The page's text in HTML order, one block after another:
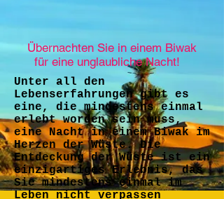
Übernachten Sie in einem Biwak
für eine unglaubliche Nacht!
Unter all den
Lebenserfahrungen gibt es
eine, die mindestens einmal
erlebt worden sein muss,
eine Nacht in einem Biwak im
Herzen der Wüste. Die
Entdeckung der Wüste ist ein
einzigartiges Erlebnis, das
Sie mindestens einmal im
Leben nicht verpassen